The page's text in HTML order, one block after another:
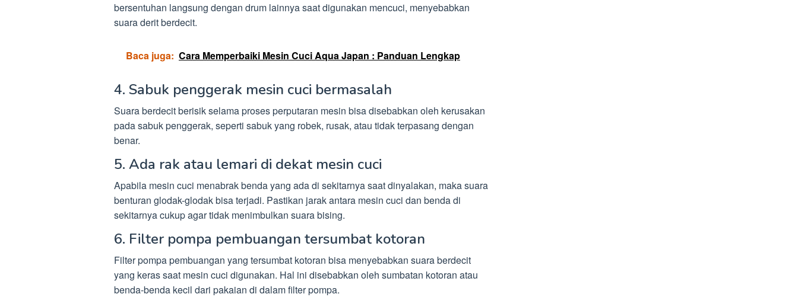
bersentuhan langsung dengan drum lainnya saat digunakan mencuci, menyebabkan
suara derit berdecit.
Baca juga: Cara Memperbaiki Mesin Cuci Aqua Japan : Panduan Lengkap
4. Sabuk penggerak mesin cuci bermasalah
Suara berdecit berisik selama proses perputaran mesin bisa disebabkan oleh kerusakan
pada sabuk penggerak, seperti sabuk yang robek, rusak, atau tidak terpasang dengan
benar.
5. Ada rak atau lemari di dekat mesin cuci
Apabila mesin cuci menabrak benda yang ada di sekitarnya saat dinyalakan, maka suara
benturan glodak-glodak bisa terjadi. Pastikan jarak antara mesin cuci dan benda di
sekitarnya cukup agar tidak menimbulkan suara bising.
6. Filter pompa pembuangan tersumbat kotoran
Filter pompa pembuangan yang tersumbat kotoran bisa menyebabkan suara berdecit
yang keras saat mesin cuci digunakan. Hal ini disebabkan oleh sumbatan kotoran atau
benda-benda kecil dari pakaian di dalam filter pompa.